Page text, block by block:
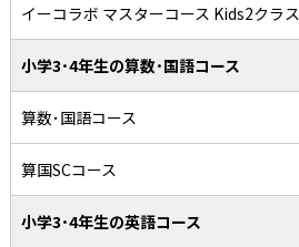
イーコラボ マスターコース Kids2クラス
小学3･4年生の算数･国語コース
算数･国語コース
算国SCコース
小学3･4年生の英語コース